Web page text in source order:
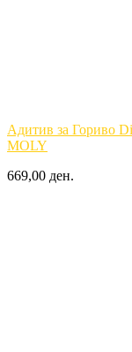
Адитив за Гориво
MOLY
669,00 ден.